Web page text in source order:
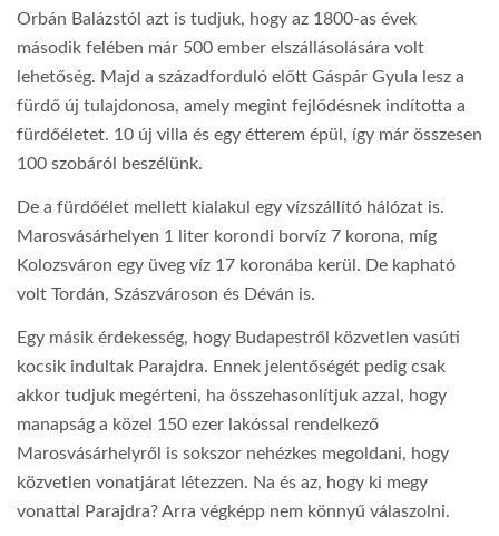
Orbán Balázstól azt is tudjuk, hogy az 1800-as évek
második felében már 500 ember elszállásolására volt
lehetőség. Majd a századforduló előtt Gáspár Gyula lesz a
fürdő új tulajdonosa, amely megint fejlődésnek indította a
fürdőéletet. 10 új villa és egy étterem épül, így már összesen
100 szobáról beszélünk.
De a fürdőélet mellett kialakul egy vízszállító hálózat is.
Marosvásárhelyen 1 liter korondi borvíz 7 korona, míg
Kolozsváron egy üveg víz 17 koronába kerül. De kapható
volt Tordán, Szászvároson és Déván is.
Egy másik érdekesség, hogy Budapestről közvetlen vasúti
kocsik indultak Parajdra. Ennek jelentőségét pedig csak
akkor tudjuk megérteni, ha összehasonlítjuk azzal, hogy
manapság a közel 150 ezer lakóssal rendelkező
Marosvásárhelyről is sokszor nehézkes megoldani, hogy
közvetlen vonatjárat létezzen. Na és az, hogy ki megy
vonattal Parajdra? Arra végképp nem könnyű válaszolni.